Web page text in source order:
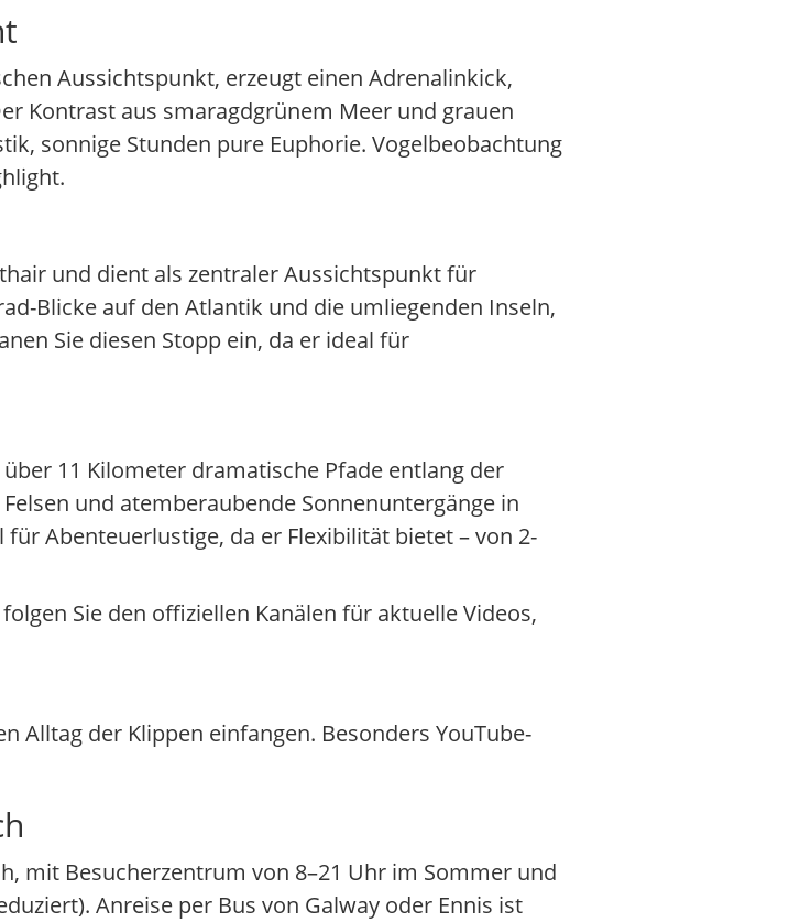
Aussichtspunkt, erzeugt einen Adrenalinkick,
Kontrast aus smaragdgrünem Meer und grauen
sonnige Stunden pure Euphorie. Vogelbeobachtung
und dient als zentraler Aussichtspunkt für
Blicke auf den Atlantik und die umliegenden Inseln,
Sie diesen Stopp ein, da er ideal für
11 Kilometer dramatische Pfade entlang der
und atemberaubende Sonnenuntergänge in
Abenteuerlustige, da er Flexibilität bietet – von 2-
Sie den offiziellen Kanälen für aktuelle Videos,
Alltag der Klippen einfangen. Besonders YouTube-
mit Besucherzentrum von 8–21 Uhr im Sommer und
Anreise per Bus von Galway oder Ennis ist